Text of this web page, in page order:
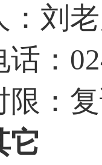
刘
：
限：
它